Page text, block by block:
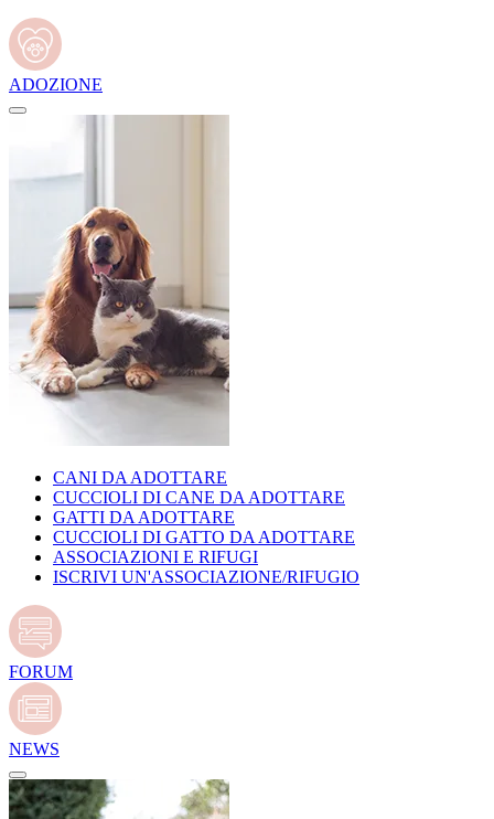
ADOZIONE
CANI DA ADOTTARE
CUCCIOLI DI CANE DA ADOTTARE
GATTI DA ADOTTARE
CUCCIOLI DI GATTO DA ADOTTARE
ASSOCIAZIONI E RIFUGI
ISCRIVI UN'ASSOCIAZIONE/RIFUGIO
FORUM
NEWS